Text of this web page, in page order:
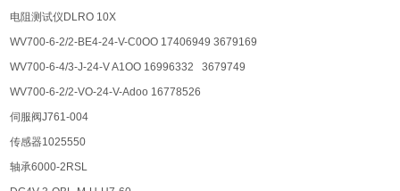
电阻测试仪DLRO 10X
WV700-6-2/2-BE4-24-V-C0OO 17406949 3679169
WV700-6-4/3-J-24-V A1OO 16996332 3679749
WV700-6-2/2-VO-24-V-Adoo 16778526
伺服阀J761-004
传感器1025550
轴承6000-2RSL